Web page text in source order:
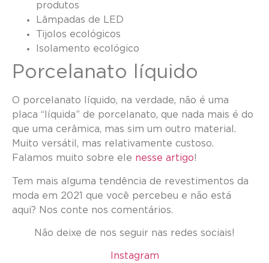
produtos
Lâmpadas de LED
Tijolos ecológicos
Isolamento ecológico
Porcelanato líquido
O porcelanato líquido, na verdade, não é uma
placa “líquida” de porcelanato, que nada mais é do
que uma cerâmica, mas sim um outro material.
Muito versátil, mas relativamente custoso.
Falamos muito sobre ele nesse artigo!
Tem mais alguma tendência de revestimentos da
moda em 2021 que você percebeu e não está
aqui? Nos conte nos comentários.
Não deixe de nos seguir nas redes sociais!
Instagram